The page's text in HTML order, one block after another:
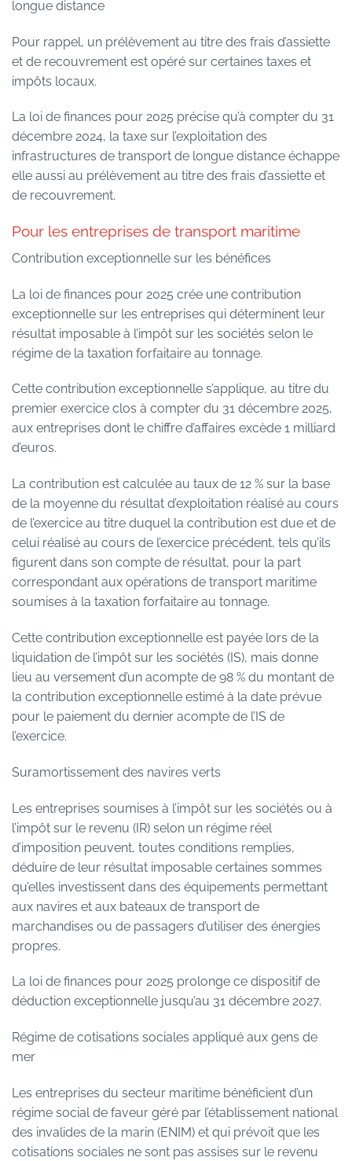
longue distance
Pour rappel, un prélèvement au titre des frais d’assiette
et de recouvrement est opéré sur certaines taxes et
impôts locaux.
La loi de finances pour 2025 précise qu’à compter du 31
décembre 2024, la taxe sur l’exploitation des
infrastructures de transport de longue distance échappe
elle aussi au prélèvement au titre des frais d’assiette et
de recouvrement.
Pour les entreprises de transport maritime
Contribution exceptionnelle sur les bénéfices
La loi de finances pour 2025 crée une contribution
exceptionnelle sur les entreprises qui déterminent leur
résultat imposable à l’impôt sur les sociétés selon le
régime de la taxation forfaitaire au tonnage.
Cette contribution exceptionnelle s’applique, au titre du
premier exercice clos à compter du 31 décembre 2025,
aux entreprises dont le chiffre d’affaires excède 1 milliard
d’euros.
La contribution est calculée au taux de 12 % sur la base
de la moyenne du résultat d’exploitation réalisé au cours
de l’exercice au titre duquel la contribution est due et de
celui réalisé au cours de l’exercice précédent, tels qu’ils
figurent dans son compte de résultat, pour la part
correspondant aux opérations de transport maritime
soumises à la taxation forfaitaire au tonnage.
Cette contribution exceptionnelle est payée lors de la
liquidation de l’impôt sur les sociétés (IS), mais donne
lieu au versement d’un acompte de 98 % du montant de
la contribution exceptionnelle estimé à la date prévue
pour le paiement du dernier acompte de l’IS de
l’exercice.
Suramortissement des navires verts
Les entreprises soumises à l’impôt sur les sociétés ou à
l’impôt sur le revenu (IR) selon un régime réel
d’imposition peuvent, toutes conditions remplies,
déduire de leur résultat imposable certaines sommes
qu’elles investissent dans des équipements permettant
aux navires et aux bateaux de transport de
marchandises ou de passagers d’utiliser des énergies
propres.
La loi de finances pour 2025 prolonge ce dispositif de
déduction exceptionnelle jusqu’au 31 décembre 2027.
Régime de cotisations sociales appliqué aux gens de
mer
Les entreprises du secteur maritime bénéficient d’un
régime social de faveur géré par l’établissement national
des invalides de la marin (ENIM) et qui prévoit que les
cotisations sociales ne sont pas assises sur le revenu